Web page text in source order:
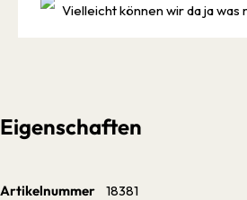
Vielleicht können wir da ja was
Eigenschaften
Artikelnummer 18381